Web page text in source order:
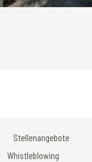
Stellenangebote
Whistleblowing